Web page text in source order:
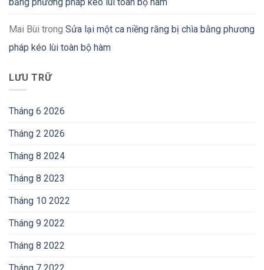
Mai Bùi trong Sửa lại một ca niềng răng bị chìa bằng phương
pháp kéo lùi toàn bộ hàm
LƯU TRỮ
Tháng 6 2026
Tháng 2 2026
Tháng 8 2024
Tháng 8 2023
Tháng 10 2022
Tháng 9 2022
Tháng 8 2022
Tháng 7 2022